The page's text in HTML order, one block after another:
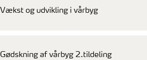
Vækst og udvikling i vårbyg
Gødskning af vårbyg 2.tildeling